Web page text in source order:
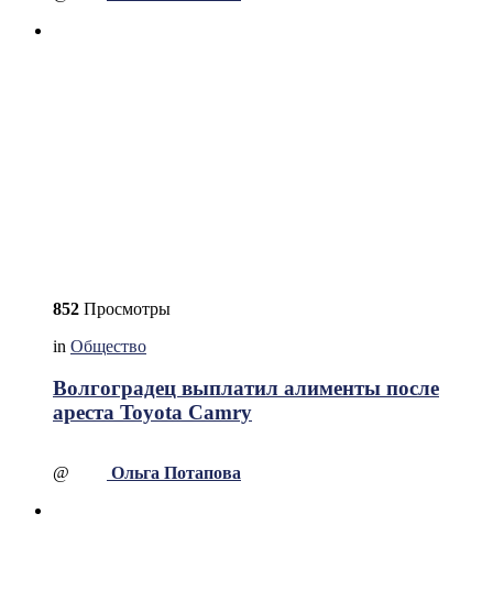
852 Просмотры
in Общество
Волгоградец выплатил алименты после
ареста Toyota Camry
@ Ольга Потапова